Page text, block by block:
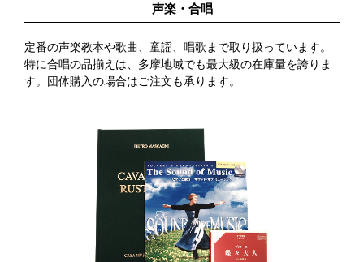
声楽・合唱
定番の声楽教本や歌曲、童謡、唱歌まで取り扱っています。
特に合唱の品揃えは、多摩地域でも最大級の在庫量を誇りま
す。団体購入の場合はご注文も承ります。